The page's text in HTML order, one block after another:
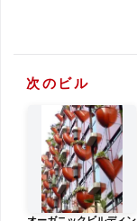
次のビル